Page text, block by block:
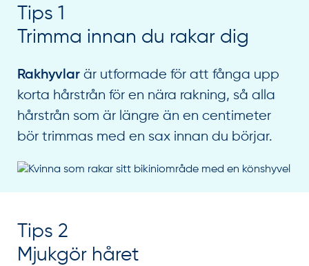
Tips 1
Trimma innan du rakar dig
Rakhyvlar är utformade för att fånga upp
korta hårstrån för en nära rakning, så alla
hårstrån som är längre än en centimeter
bör trimmas med en sax innan du börjar.
Tips 2
Mjukgör håret